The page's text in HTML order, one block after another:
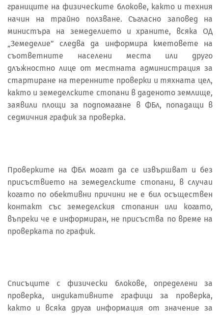
границите на физическите блокове, както и техния
начин на трайно ползване. Съгласно заповед на
министъра на земеделието и храните, всяка ОД
„Земеделие” следва да информира кметовете на
съответните населени места или друго
длъжностно лице от местната администрация за
стартиране на теренните проверки и тяхната цел,
както и земеделските стопани в даденото землище,
заявили площи за подпомагане в ФБл, попадащи в
седмичния график за проверка.
Проверките на ФБл могат да се извършват и без
присъствието на земеделските стопани, в случаи
когато по обективни причини не е бил осъществен
контакт със земеделския стопанин или когато,
въпреки че е информиран, не присъства по време на
проверката по график.
Списъците с физически блокове, определени за
проверка, индикативните графици за проверка,
както и всяка друга информация от значение за